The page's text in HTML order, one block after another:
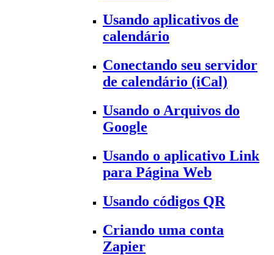
Usando aplicativos de
calendário
Conectando seu servidor
de calendário (iCal)
Usando o Arquivos do
Google
Usando o aplicativo Link
para Página Web
Usando códigos QR
Criando uma conta
Zapier